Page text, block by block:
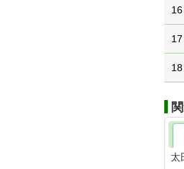
16
17
18
太